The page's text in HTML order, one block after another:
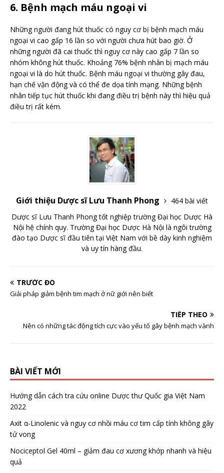
6. Bệnh mạch máu ngoại vi
Những người đang hút thuốc có nguy cơ bị bệnh mạch máu
ngoại vi cao gấp 16 lần so với người chưa hút bao giờ. Ở
những người đã cai thuốc thì nguy cơ này cao gấp 7 lần so
nhóm không hút thuốc. Khoảng 76% bệnh nhân bị mạch máu
ngoại vi là do hút thuốc. Bệnh máu ngoại vi thường gây đau,
hạn chế vận động và có thể đe dọa tính mạng. Những bệnh
nhân tiếp tục hút thuốc khi đang điều trị bệnh này thì hiệu quả
điều trị rất kém.
Giới thiệu Dược sĩ Lưu Thanh Phong
464 bài viết
Dược sĩ Lưu Thanh Phong tốt nghiệp trường Đại học Dược Hà
Nội hệ chính quy. Trường Đại học Dược Hà Nội là ngôi trường
đào tạo Dược sĩ đầu tiên tại Việt Nam với bề dày kinh nghiệm
và uy tín hàng đầu.
TRƯỚC ĐÓ
Giải pháp giảm bệnh tim mạch ở nữ giới nên biết
TIẾP THEO
Nên có những tác động tích cực vào yếu tố gây bệnh mạch vành
BÀI VIẾT MỚI
Hướng dẫn cách tra cứu online Dược thư Quốc gia Việt Nam
2022
Axit α-Linolenic và nguy cơ nhồi máu cơ tim cấp tính không gây
tử vong
Nociceptol Gel 40ml – giảm đau cơ xương khớp nhanh và hiệu
quả